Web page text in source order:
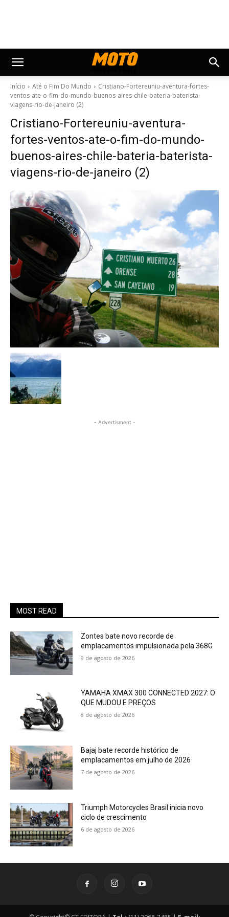
Início Até o Fim Do Mundo
Cristiano-Fortereuniu-aventura-fortes-
ventos-ate-o-fim-do-mundo-buenos-aires-chile-bateria-baterista-
viagens-rio-de-janeiro (2)
Cristiano-Fortereuniu-aventura-
fortes-ventos-ate-o-fim-do-mundo-
buenos-aires-chile-bateria-baterista-
viagens-rio-de-janeiro (2)
- Advertisment -
MOST READ
Zontes bate novo recorde de
emplacamentos impulsionada pela 368G
9 de agosto de 2026
YAMAHA XMAX 300 CONNECTED 2027: O
QUE MUDOU E PREÇOS
8 de agosto de 2026
Bajaj bate recorde histórico de
emplacamentos em julho de 2026
7 de agosto de 2026
Triumph Motorcycles Brasil inicia novo
ciclo de crescimento
6 de agosto de 2026